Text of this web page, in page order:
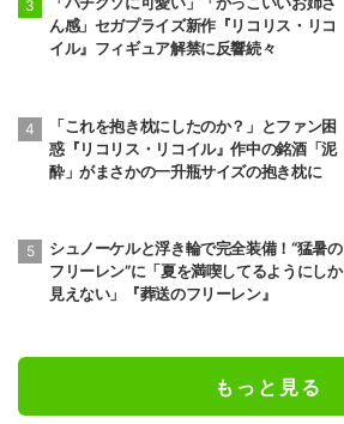
ん感」セガプライズ新作『リコリス・リコ
イル』フィギュア解禁に反響続々
「これを抱き枕にしたのか？」とファン困
惑『リコリス・リコイル』作中の銘酒「泥
酔」がまさかの一升瓶サイズの抱き枕に
シュノーケルと浮き輪で完全装備！“猛暑の
フリーレン”に「夏を満喫してるようにしか
見えない」『葬送のフリーレン』
もっと見る